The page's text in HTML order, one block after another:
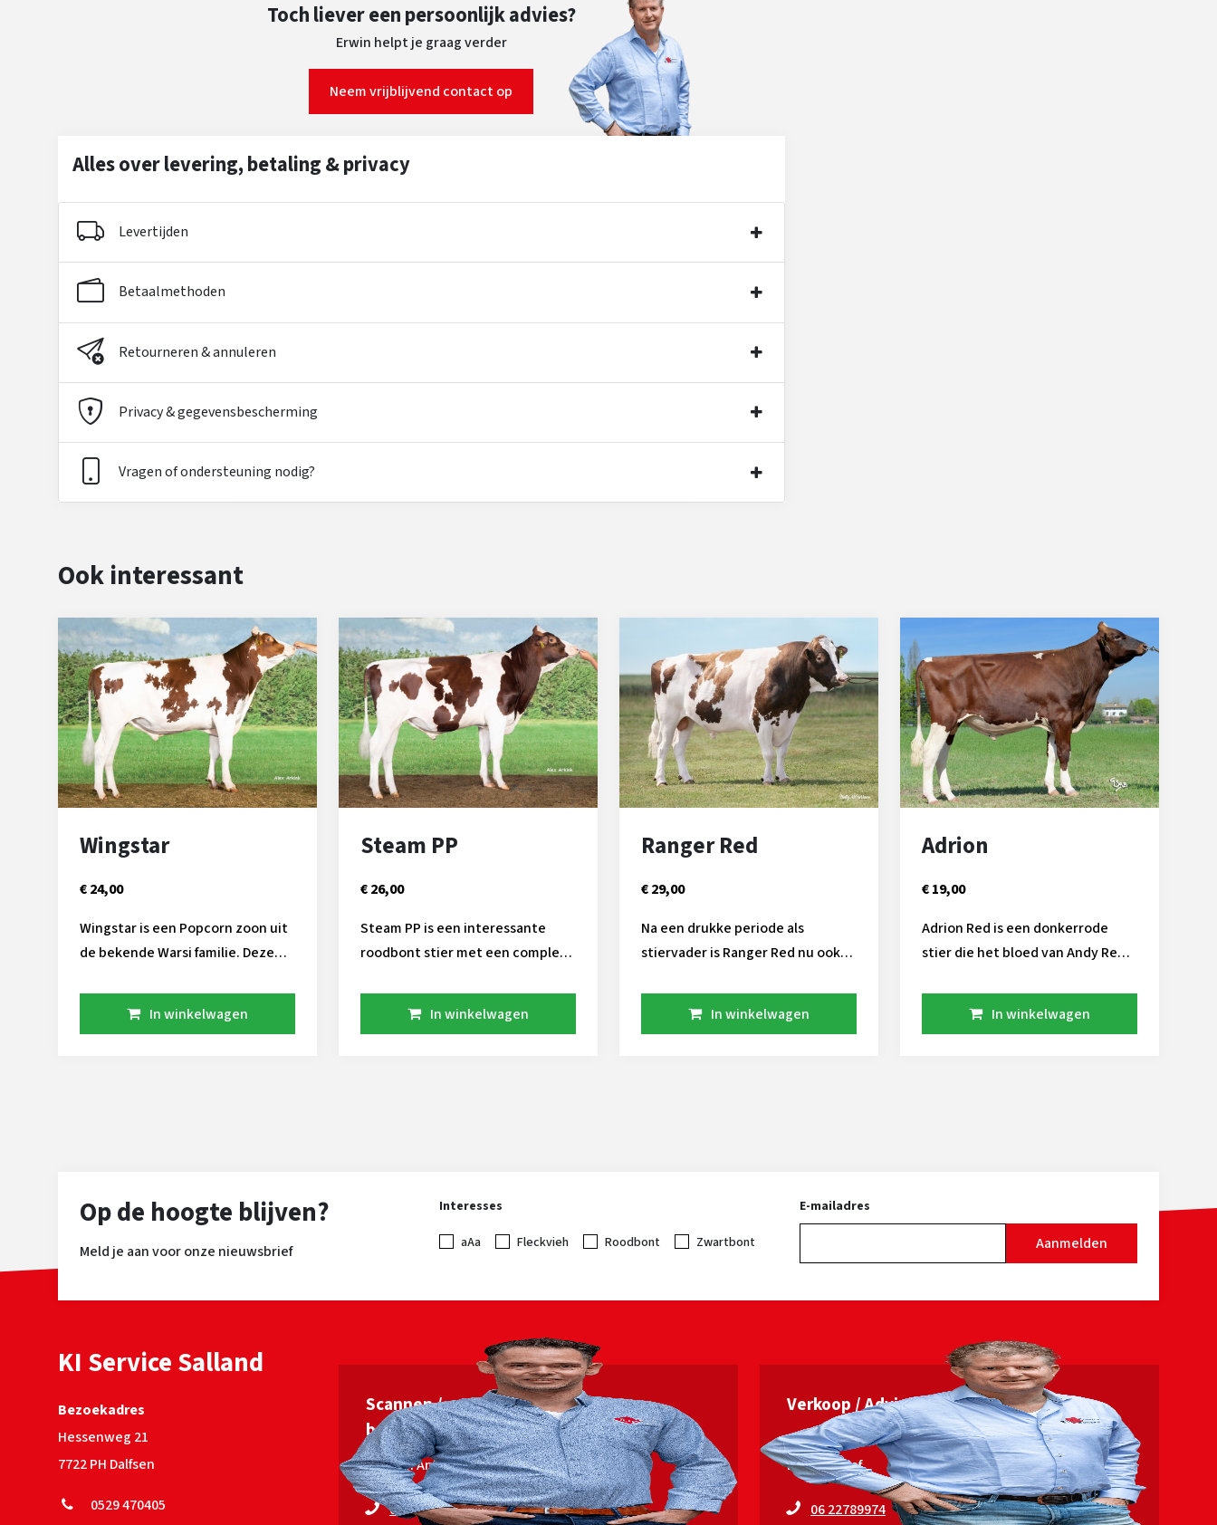
Toch liever een persoonlijk advies?
Erwin helpt je graag verder
Neem vrijblijvend contact op
Alles over levering, betaling & privacy
Levertijden
Betaalmethoden
Retourneren & annuleren
Privacy & gegevensbescherming
Vragen of ondersteuning nodig?
Ook interessant
Wingstar
€ 24,00
Wingstar is een Popcorn zoon uit
de bekende Warsi familie. Deze
gekomen. Wingstar is combineerd
In winkelwagen
Steam PP
€ 26,00
Steam PP is een interessante
roodbont stier met een compleet
deze stam heeft ondermeer de
frames en brede kruizen Beste
In winkelwagen
Ranger Red
€ 29,00
Na een drukke periode als
stiervader is Ranger Red nu ook
Range. Zijn vroege inzet heeft
nakomelingen hebben de weg
naar de ki weten te vinden.
dan +1100 dagen. Alleen op de
In winkelwagen
Adrion
€ 19,00
Adrion Red is een donkerrode
stier die het bloed van Andy Red
opvalt dat de benen vererving
In winkelwagen
Op de hoogte blijven?
Meld je aan voor onze nieuwsbrief
Interesses
aAa
Fleckvieh Roodbont Zwartbont
E-mailadres
Aanmelden
KI Service Salland
Bezoekadres
Hessenweg 21
7722 PH Dalfsen
0529 470405
Scannen / vruchtbaarheids­
begeleiding
Jan van Ankum
06 53563448
Verkoop / Advies
Erwin Elshof
06 22789974